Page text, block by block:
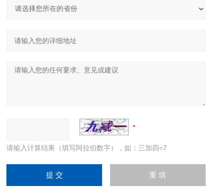
请输入计算结果（填写阿拉伯数字），如：三加四=7